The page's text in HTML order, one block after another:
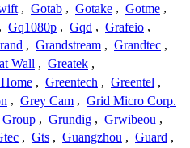
, Gotab , Gotake , Gotme ,
, Gq1080p , Gqd , Grafeio ,
, Grandstream , Grandtec ,
Wall , Greatek ,
, Greentech , Greentel ,
, Grey Cam , Grid Micro Corp.
Group , Grundig , Grwibeou ,
, Gts , Guangzhou , Guard ,